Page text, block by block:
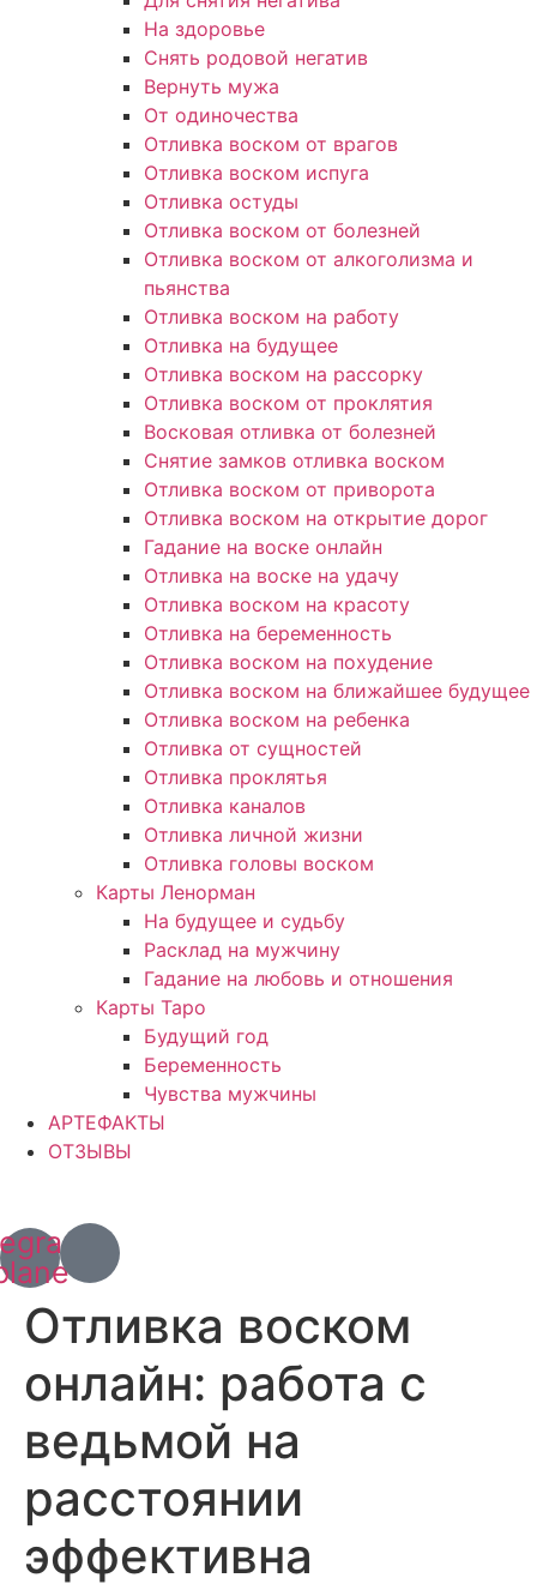
На здоровье
Снять родовой негатив
Вернуть мужа
От одиночества
Отливка воском от врагов
Отливка воском испуга
Отливка остуды
Отливка воском от болезней
Отливка воском от алкоголизма и
пьянства
Отливка воском на работу
Отливка на будущее
Отливка воском на рассорку
Отливка воском от проклятия
Восковая отливка от болезней
Снятие замков отливка воском
Отливка воском от приворота
Отливка воском на открытие дорог
Гадание на воске онлайн
Отливка на воске на удачу
Отливка воском на красоту
Отливка на беременность
Отливка воском на похудение
Отливка воском на ближайшее будущее
Отливка воском на ребенка
Отливка от сущностей
Отливка проклятья
Отливка каналов
Отливка личной жизни
Отливка головы воском
Карты Ленорман
На будущее и судьбу
Расклад на мужчину
Гадание на любовь и отношения
Карты Таро
Будущий год
Беременность
Чувства мужчины
АРТЕФАКТЫ
ОТЗЫВЫ
Отливка воском
онлайн: работа с
ведьмой на
расстоянии
эффективна